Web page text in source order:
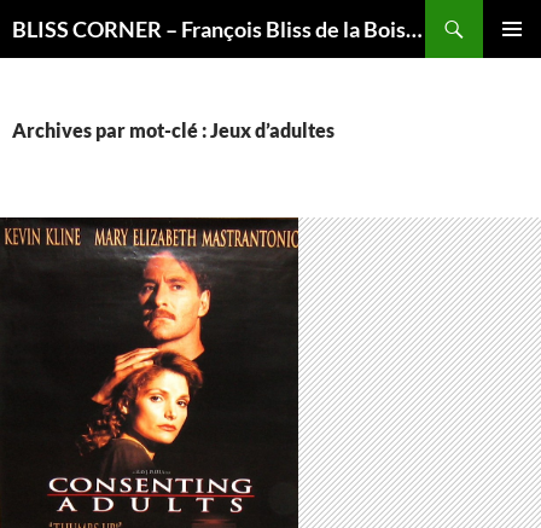
BLISS CORNER – François Bliss de la Boissière is here
Archives par mot-clé : Jeux d’adultes